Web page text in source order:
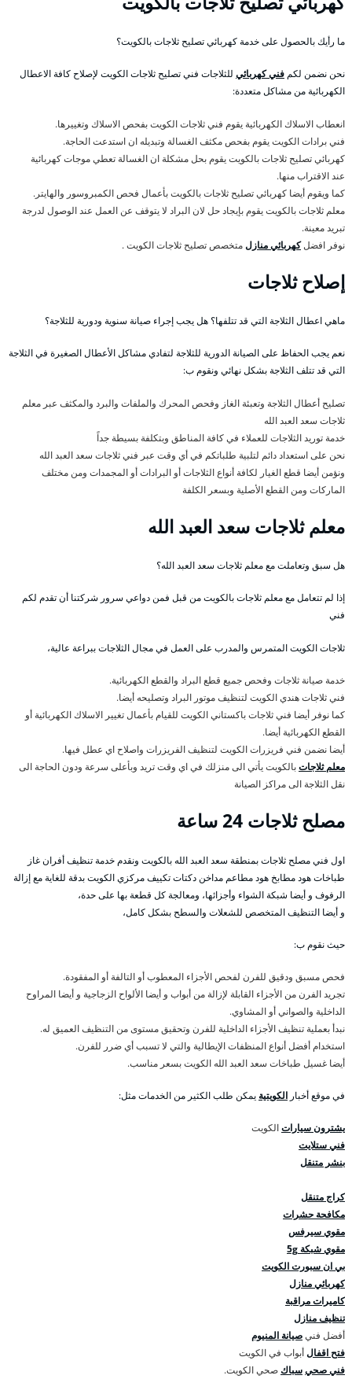
ما رأيك بالحصول على خدمة كهربائي تصليح ثلاجات بالكويت؟
نحن نضمن لكم فني كهربائي للثلاجات فني تصليح ثلاجات الكويت لإصلاح كافة الاعطال
الكهربائية من مشاكل متعددة:
انعطاب الاسلاك الكهربائية يقوم فني ثلاجات الكويت بفحص الاسلاك وتغييرها.
فني برادات الكويت يقوم بفحص مكثف الغسالة وتبديله ان استدعت الحاجة.
كهربائي تصليح ثلاجات بالكويت يقوم بحل مشكلة ان الغسالة تعطي موجات كهربائية
عند الاقتراب منها.
كما ويقوم أيضا كهربائي تصليح ثلاجات بالكويت بأعمال فحص الكمبروسور والهايتر.
معلم ثلاجات بالكويت يقوم بإيجاد حل لان البراد لا يتوقف عن العمل عند الوصول لدرجة
تبريد معينة.
نوفر افضلكهربائي منازلمتخصص تصليح ثلاجات الكويت .
إصلاح ثلاجات
ماهي اعطال الثلاجة التي قد تتلفها؟ هل يجب إجراء صيانة سنوية ودورية للثلاجة؟
نعم يجب الحفاظ على الصيانة الدورية للثلاجة لتفادي مشاكل الأعطال الصغيرة في الثلاجة
التي قد تتلف الثلاجة بشكل نهائي ونقوم ب:
تصليح أعطال الثلاجة وتعبئة الغاز وفحص المحرك والملفات والبرد والمكثف عبر معلم
ثلاجات سعد العبد الله
خدمة توريد الثلاجات للعملاء في كافة المناطق وبتكلفة بسيطة جداً
نحن على استعداد دائم لتلبية طلباتكم في أي وقت عبر فني ثلاجات سعد العبد الله
ونؤمن أيضا قطع الغيار لكافة أنواع الثلاجات أو البرادات أو المجمدات ومن مختلف
الماركات ومن القطع الأصلية وبسعر الكلفة
معلم ثلاجات سعد العبد الله
هل سبق وتعاملت مع معلم ثلاجات سعد العبد الله؟
إذا لم تتعامل مع معلم ثلاجات بالكويت من قبل فمن دواعي سرور شركتنا أن تقدم لكم
فني
ثلاجات الكويت المتمرس والمدرب على العمل في مجال الثلاجات ببراعة عالية،
خدمة صيانة ثلاجات وفحص جميع قطع البراد والقطع الكهربائية.
فني ثلاجات هندي الكويت لتنظيف موتور البراد وتصليحه أيضا.
كما نوفر أيضا فني ثلاجات باكستاني الكويت للقيام بأعمال تغيير الاسلاك الكهربائية أو
القطع الكهربائية أيضا.
أيضا نضمن فني فريزرات الكويت لتنظيف الفريزرات واصلاح اي عطل فيها.
معلم ثلاجاتبالكويت يأتي الى منزلك في اي وقت تريد وبأعلى سرعة ودون الحاجة الى
نقل الثلاجة الى مراكز الصيانة
مصلح ثلاجات 24 ساعة
اول فني مصلح ثلاجات بمنطقة سعد العبد الله بالكويت ونقدم خدمة تنظيف أفران غاز
طباخات هود مطابخ هود مطاعم مداخن دكتات تكييف مركزي الكويت بدقة للغاية مع إزالة
الرفوف و أيضا شبكة الشواء وأجزائها، ومعالجة كل قطعة بها على حدة،
و أيضا التنظيف المتخصص للشعلات والسطح بشكل كامل،
حيث نقوم ب:
فحص مسبق ودقيق للفرن لفحص الأجزاء المعطوب أو التالفة أو المفقودة.
تجريد الفرن من الأجزاء القابلة لإزالة من أبواب و أيضا الألواح الزجاجية و أيضا المراوح
الداخلية والصواني أو المشاوي.
نبدأ بعملية تنظيف الأجزاء الداخلية للفرن وتحقيق مستوى من التنظيف العميق له.
استخدام أفضل أنواع المنظفات الإيطالية والتي لا تسبب أي ضرر للفرن.
أيضا غسيل طباخات سعد العبد الله الكويت بسعر مناسب.
في موقع أخبار الكويتية يمكن طلب الكثير من الخدمات مثل:
يشترون سياراتالكويت
فني ستلايت
بنشر متنقل
كراج متنقل
مكافحة حشرات
مقوي سيرفس
مقوي شبكة 5g
بي ان سبورت الكويت
كهربائي منازل
كاميرات مراقبة
تنظيف منازل
أفضل فنيصيانة المنيوم
فتح اقفالأبواب في الكويت
فني صحيسباك صحي الكويت.